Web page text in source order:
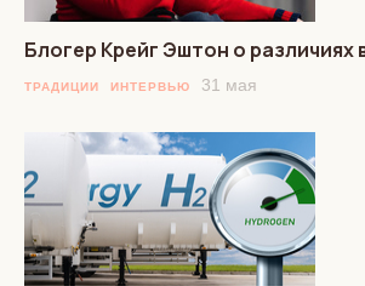
Блогер Крейг Эштон о
ТРАДИЦИИ ИНТЕРВЬЮ 31 мая